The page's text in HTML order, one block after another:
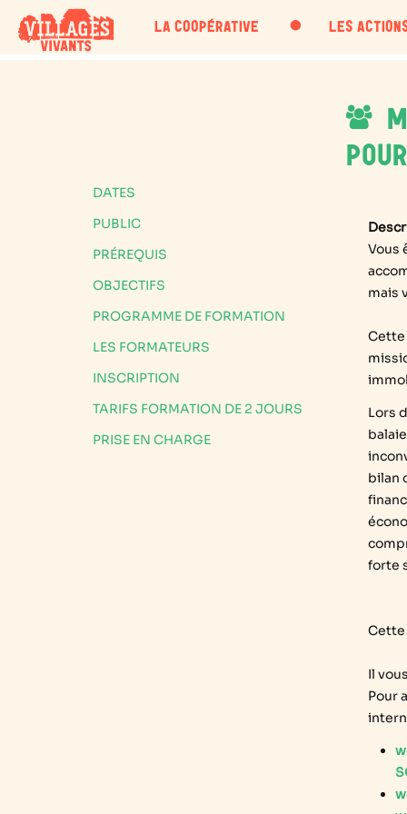
LA COOPÉRATIVE ・ LES
Vous
mais
Cette
Lors
bilan
forte
Cette
Il
Pour
DATES
PUBLIC
PRÉREQUIS
OBJECTIFS
PROGRAMME DE FORMATION
LES FORMATEURS
INSCRIPTION
TARIFS FORMATION DE 2 JOURS
PRISE EN CHARGE